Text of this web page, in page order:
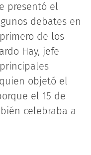
presentó el
debates en
de los
Hay, jefe
objetó el
el 15 de
celebraba a